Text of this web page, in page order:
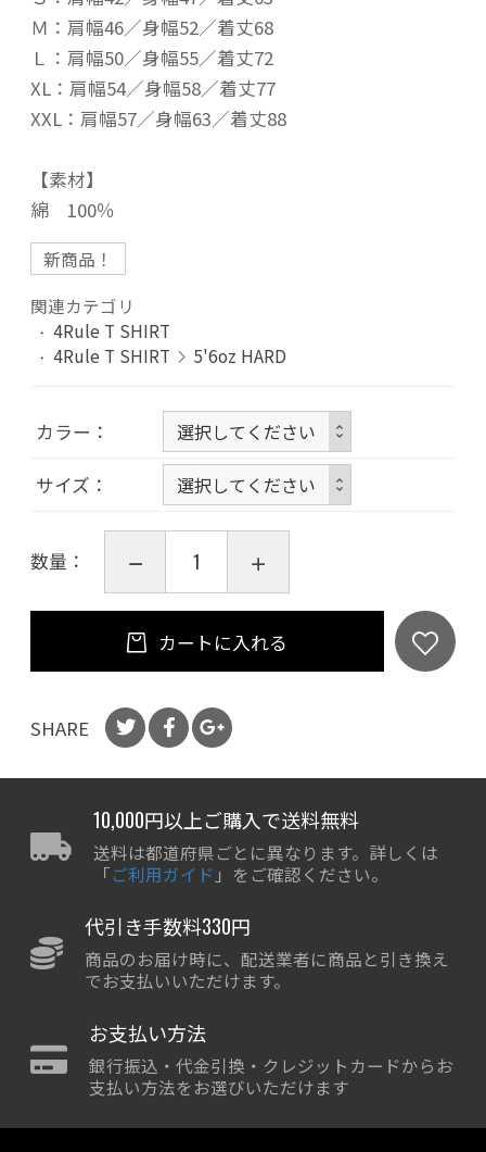
Ｍ：肩幅46／身幅52／着丈68
Ｌ：肩幅50／身幅55／着丈72
XL：肩幅54／身幅58／着丈77
XXL：肩幅57／身幅63／着丈88
【素材】
綿 100％
新商品！
関連カテゴリ
4Rule T SHIRT
4Rule T SHIRT
5'6oz HARD
カラー
サイズ
数量：
カートに入れる
SHARE
10,000円以上ご購入で送料無料
送料は都道府県ごとに異なります。詳しくは
「ご利用ガイド 」をご確認ください。
代引き手数料330円
商品のお届け時に、配送業者に商品と引き換え
でお支払いいただけます。
お支払い方法
銀行振込・代金引換・クレジットカードからお
支払い方法をお選びいただけます